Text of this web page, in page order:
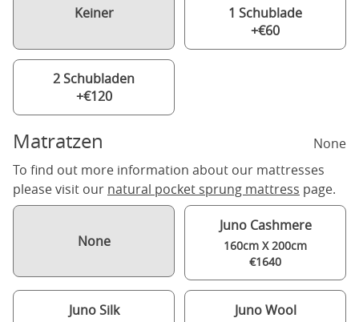
Keiner
1 Schublade
+€60
2 Schubladen
+€120
Matratzen
None
To find out more information about our mattresses
please visit our natural pocket sprung mattress page.
None
Juno Cashmere
160cm X 200cm
€1640
Juno Silk Juno Wool